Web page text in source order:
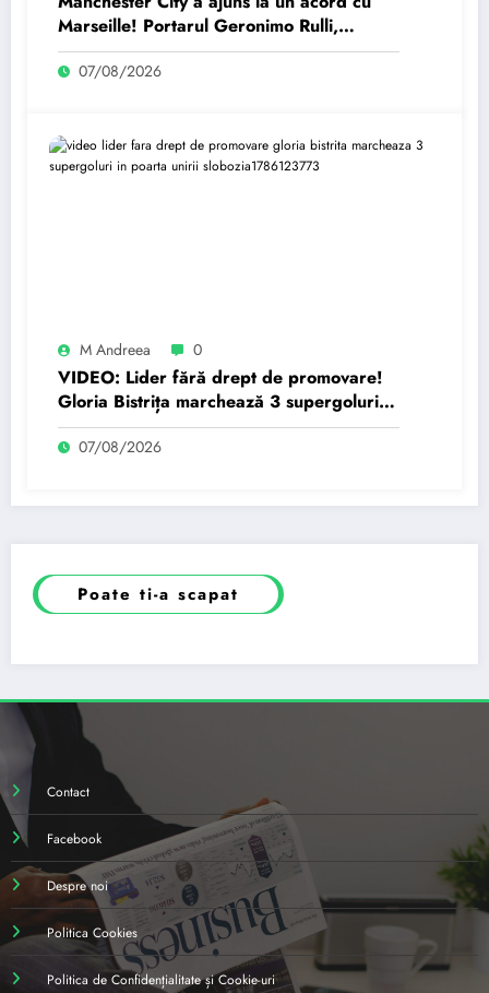
Marseille! Portarul Geronimo Rulli,
așteptat pentru vizita medicală
07/08/2026
M Andreea 0
VIDEO: Lider fără drept de promovare!
Gloria Bistrița marchează 3 supergoluri în
poarta Unirii Slobozia
07/08/2026
Poate ti-a scapat
Contact
Facebook
Despre noi
Politica Cookies
Politica de Confidențialitate și Cookie-uri